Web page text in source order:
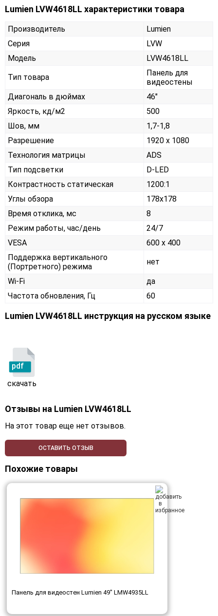
Lumien LVW4618LL характеристики товара
Производитель
Lumien
Серия
LVW
Модель
LVW4618LL
Тип товара
Панель для
видеостены
Диагональ в дюймах
46"
Яркость, кд/м2
500
Шов, мм
1,7-1,8
Разрешение
1920 x 1080
Технология матрицы
ADS
Тип подсветки
D-LED
Контрастность статическая
1200:1
Углы обзора
178x178
Время отклика, мс
8
Режим работы, час/день
24/7
VESA
600 x 400
Поддержка вертикального
(Портретного) режима
нет
Wi-Fi
да
Частота обновления, Гц
60
Lumien LVW4618LL инструкция на русском языке
pdf
скачать
Отзывы на Lumien LVW4618LL
На этот товар еще нет отзывов.
ОСТАВИТЬ ОТЗЫВ
Похожие товары
Панель для видеостен Lumien 49" LMW4935LL